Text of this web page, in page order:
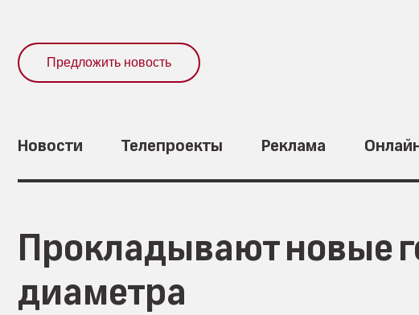
Предложить новость
Новости Телепроекты Реклама
Прокладывают новые
диаметра